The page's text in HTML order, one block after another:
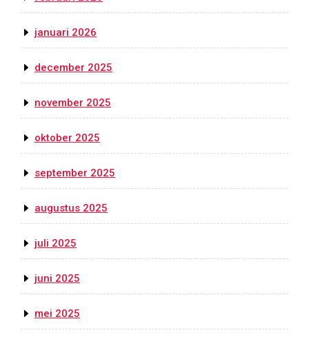
januari 2026
december 2025
november 2025
oktober 2025
september 2025
augustus 2025
juli 2025
juni 2025
mei 2025